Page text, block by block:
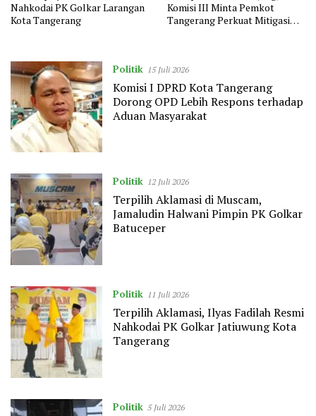
Nahkodai PK Golkar Larangan
Kota Tangerang
Komisi III Minta Pemkot
Tangerang Perkuat Mitigasi
Politik 15 Juli 2026
Komisi I DPRD Kota Tangerang
Dorong OPD Lebih Respons terhadap
Aduan Masyarakat
Politik 12 Juli 2026
Terpilih Aklamasi di Muscam,
Jamaludin Halwani Pimpin PK Golkar
Batuceper
Politik 11 Juli 2026
Terpilih Aklamasi, Ilyas Fadilah Resmi
Nahkodai PK Golkar Jatiuwung Kota
Tangerang
Politik 5 Juli 2026